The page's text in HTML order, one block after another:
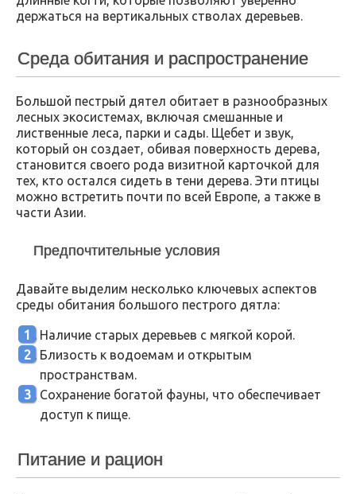
держаться на вертикальных стволах деревьев.
Среда обитания и распространение
Большой пестрый дятел обитает в разнообразных
лесных экосистемах, включая смешанные и
лиственные леса, парки и сады. Щебет и звук,
который он создает, обивая поверхность дерева,
становится своего рода визитной карточкой для
тех, кто остался сидеть в тени дерева. Эти птицы
можно встретить почти по всей Европе, а также в
части Азии.
Предпочтительные условия
Давайте выделим несколько ключевых аспектов
среды обитания большого пестрого дятла:
Наличие старых деревьев с мягкой корой.
Близость к водоемам и открытым
пространствам.
Сохранение богатой фауны, что обеспечивает
доступ к пище.
Питание и рацион